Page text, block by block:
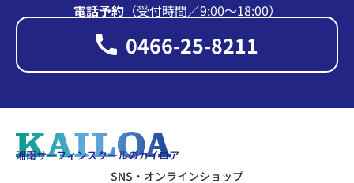
電話予約（受付時間∕9:00〜18:00）
0466-25-8211
湘南サーフィンスクールのカイロア
SNS・オンラインショップ